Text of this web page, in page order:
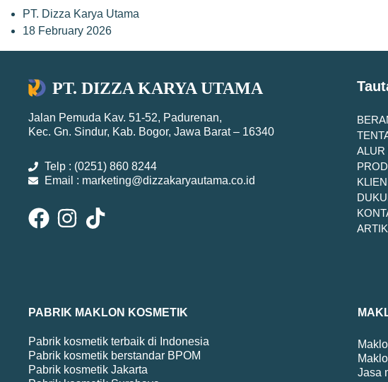
PT. Dizza Karya Utama
18 February 2026
PT. DIZZA KARYA UTAMA
Jalan Pemuda Kav. 51-52, Padurenan,
Kec. Gn. Sindur, Kab. Bogor, Jawa Barat – 16340
Telp : (0251) 860 8244
Email : marketing@dizzakaryautama.co.id
ALUR
PABRIK MAKLON KOSMETIK
Pabrik kosmetik terbaik di Indonesia
Pabrik kosmetik berstandar BPOM
Pabrik kosmetik Jakarta
Jasa